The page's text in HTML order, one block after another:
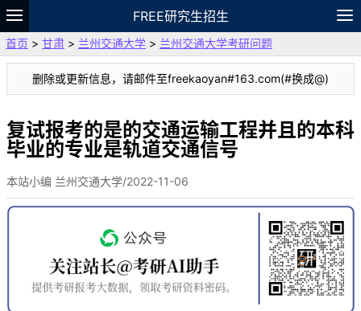
FREE研究生招生
题库
故事 专题 APP 笔记
论坛
VIP
资料
首页 > 甘肃 > 兰州交通大学 > 兰州交通大学考研问题
删除或更新信息，请邮件至freekaoyan#163.com(#换成@)
复试报考的是的交通运输工程并且的本科
毕业的专业是轨道交通信号
本站小编 兰州交通大学/2022-11-06